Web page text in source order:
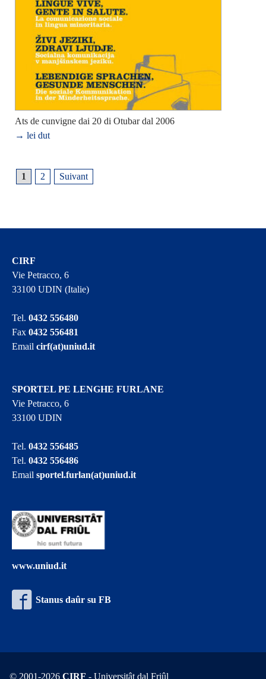
Ats de cunvigne dai 20 di Otubar dal 2006
→ lei dut
1 2 Suivant
CIRF
Vie Petracco, 6
33100 UDIN (Italie)
Tel.0432 556480
Fax0432 556481
Emailcirf(at)uniud.it
SPORTEL PE LENGHE FURLANE
Vie Petracco, 6
33100 UDIN
Tel.0432 556485
Tel.0432 556486
Emailsportel.furlan(at)uniud.it
www.uniud.it
Stanus daûr su FB
© 2001-2026 CIRF - Universitât dal Friûl